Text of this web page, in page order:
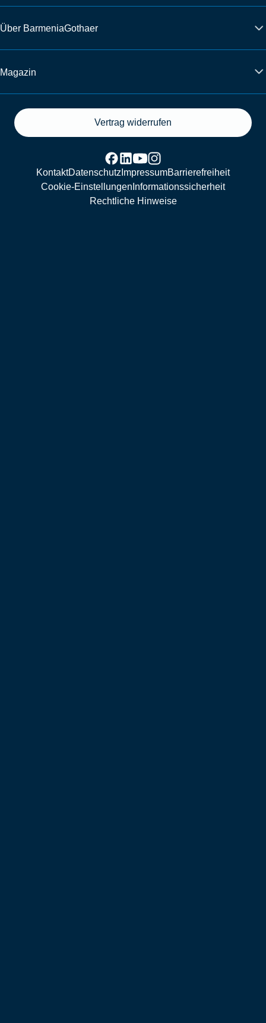
Über BarmeniaGothaer
Magazin
Vertrag widerrufen
KontaktDatenschutz ImpressumBarrierefreiheit
Cookie-Einstellungen Informationssicherheit
Rechtliche Hinweise